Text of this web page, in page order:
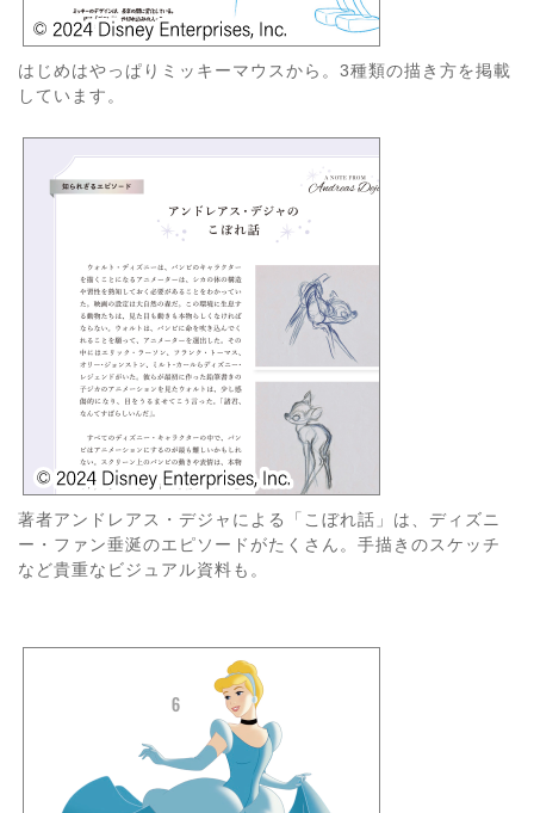
はじめはやっぱりミッキーマウスから。3種類の描き方を掲載
しています。
著者アンドレアス・デジャによる「こぼれ話」は、ディズニ
ー・ファン垂涎のエピソードがたくさん。手描きのスケッチ
など貴重なビジュアル資料も。